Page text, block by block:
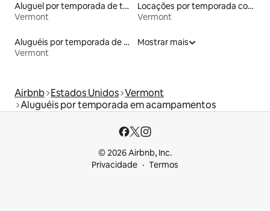
Aluguel por temporada de townhouses
Vermont
Locações por temporada com piscina
Vermont
Aluguéis por temporada de celeiros
Vermont
Mostrar mais
Airbnb Estados Unidos Vermont
Aluguéis por temporada em acampamentos
© 2026 Airbnb, Inc.
Privacidade
Termos